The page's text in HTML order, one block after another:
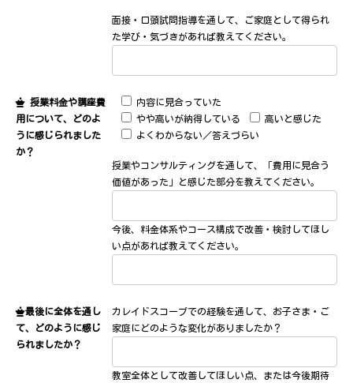
面接・口頭試問指導を通して、ご家庭として得られ
た学び・気づきがあれば教えてください。
授業料金や講座費
用について、どのよ
うに感じられました
か？
内容に見合っていた
やや高いが納得している
高いと感じた
よくわからない／答えづらい
授業やコンサルティングを通して、「費用に見合う
価値があった」と感じた部分を教えてください。
今後、料金体系やコース構成で改善・検討してほし
い点があれば教えてください。
最後に全体を通し
て、どのように感じ
られましたか？
カレイドスコープでの経験を通して、お子さま・ご
家庭にどのような変化がありましたか？
教室全体として改善してほしい点、または今後期待